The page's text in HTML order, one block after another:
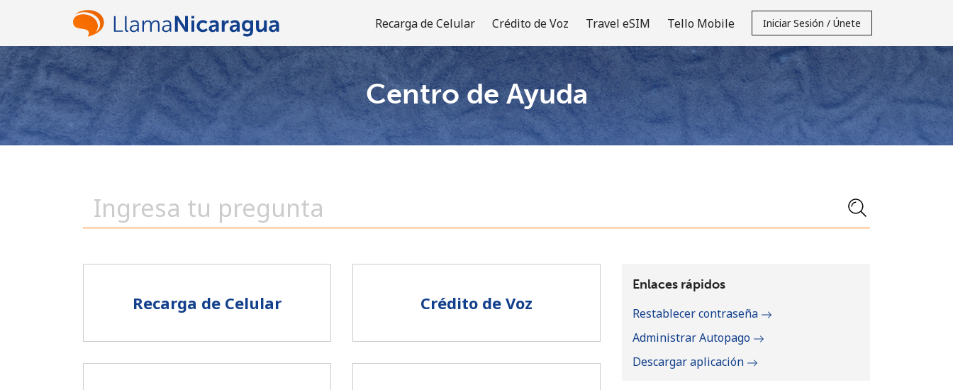
Recarga de Celular Crédito de Voz Travel eSIM Tello Mobile Iniciar Sesión / Únete
¡Bienvenido!
o
Centro de Ayuda
Recarga de Celular Crédito de Voz
Enlaces rápidos
Restablecer contraseña
Administrar Autopago
Descargar aplicación